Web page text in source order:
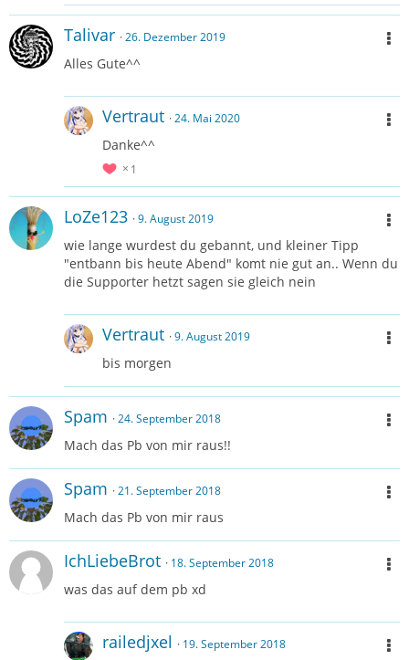
Talivar 26. Dezember 2019
Alles Gute^^
Vertraut 24. Mai 2020
Danke^^
1
LoZe123 9. August 2019
wie lange wurdest du gebannt, und kleiner Tipp
"entbann bis heute Abend" komt nie gut an.. Wenn du
die Supporter hetzt sagen sie gleich nein
Vertraut 9. August 2019
bis morgen
Spam 24. September 2018
Mach das Pb von mir raus!!
Spam 21. September 2018
Mach das Pb von mir raus
IchLiebeBrot 18. September 2018
was das auf dem pb xd
railedjxel 19. September 2018